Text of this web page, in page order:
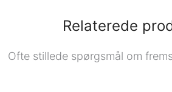
Relaterede
Ofte stillede spørgsmål om